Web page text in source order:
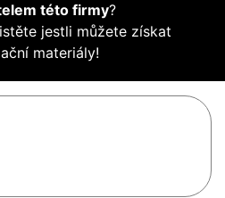
této firmy?
jestli můžete získat
materiály!